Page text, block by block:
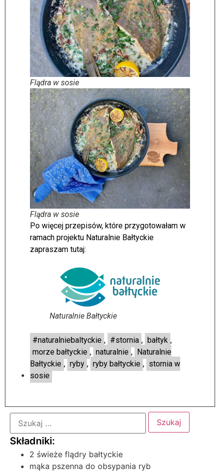
Flądra w sosie
Flądra w sosie
Po więcej przepisów, które przygotowałam w
ramach projektu Naturalnie Bałtyckie
zapraszam tutaj:
Naturalnie Bałtyckie
#naturalniebaltyckie , #stornia , bałtyk ,
morze bałtyckie , naturalnie , Naturalnie
Bałtyckie , ryby , ryby bałtyckie , stornia w
sosie
2 świeże flądry bałtyckie
mąka pszenna do obsypania ryb